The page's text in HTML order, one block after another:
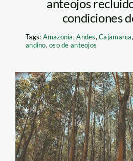
anteojos
condiciones
Tags: Amazonía,Andes,Cajamarca,
andino,oso de anteojos
Bosque de
en Melga,
Cochabamba